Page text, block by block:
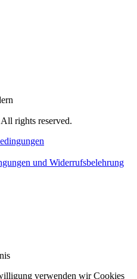
rights reserved.
und Widerrufsbelehrung
verwenden wir Cookies